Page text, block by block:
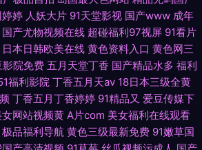
婷 人妖大片 91天堂影视 国产www 成年
国产尤物视频在线 超碰福利97视屏 91看片
日本日韩欧美在线 黄色资料入口 黄色网三
影院免费 五月天堂丁香 国产精品水多 福利
福利影院 丁香五月天av 18日本三级全黄
丁香五月丁香婷婷 91精品又 爱豆传媒下
女网站视频黄 A片com 美女福利在线观看
极品福利导航 黄色三级最新免费 91嫩草国